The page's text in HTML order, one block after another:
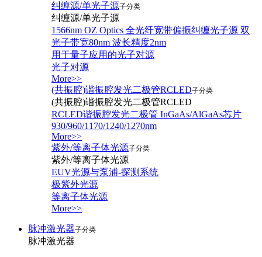
纠缠源/单光子源子分类
纠缠源/单光子源
1566nm OZ Optics 全光纤宽带偏振纠缠光子源 双
光子带宽80nm 波长精度2nm
用于量子应用的光子对源
光子对源
More>>
(共振腔)谐振腔发光二极管RCLED子分类
(共振腔)谐振腔发光二极管RCLED
RCLED谐振腔发光二极管 InGaAs/AlGaAs芯片
930/960/1170/1240/1270nm
More>>
紫外/等离子体光源子分类
紫外/等离子体光源
EUV光源与泵浦-探测系统
极紫外光源
等离子体光源
More>>
脉冲激光器子分类
脉冲激光器